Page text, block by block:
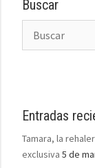
Buscar
Entradas
Tamara, la
exclusiva 5 de